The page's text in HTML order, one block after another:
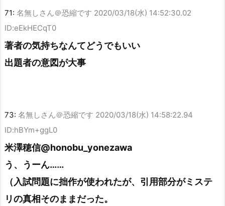
71: 名無しさん＠恐縮です 2020/03/18(水) 14:52:30.02
ID:eEkHECqT0
著者の気持ちなんてどうでもいい
出題者の意図が大事
73: 名無しさん＠恐縮です 2020/03/18(水) 14:58:22.94
ID:hBYm+ggL0
米澤穂信@honobu_yonezawa
う、うーん……
（入試問題に拙作が使われたが、引用部分がミステ
リの真相そのままだった。